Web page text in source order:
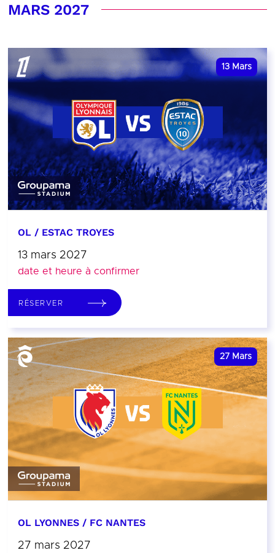
MARS 2027
13 Mars
OL / ESTAC TROYES
13 mars 2027
date et heure à confirmer
RÉSERVER
27 Mars
OL LYONNES / FC NANTES
27 mars 2027